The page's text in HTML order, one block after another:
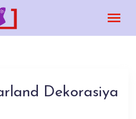
Dekorasiya